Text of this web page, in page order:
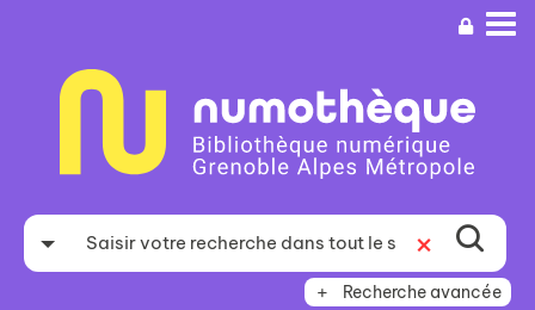
recherche
Recherche avancée